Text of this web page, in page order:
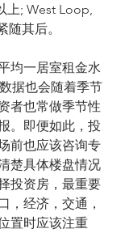
上; West Loop,
其后。
均一居室租金水
据也会随着季节
者也常做季节性
。即便如此，投
前也应该咨询专
楚具体楼盘情况
投资房，最重要
，经济，交通，
置时应该注重